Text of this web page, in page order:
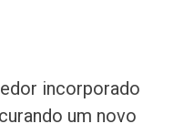
incorporado
um novo